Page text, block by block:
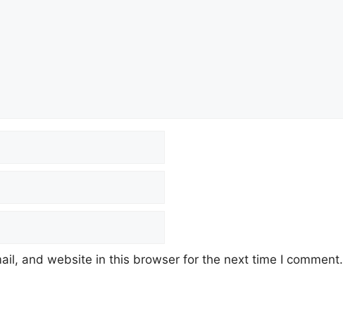
and website in this browser for the next time I comment.